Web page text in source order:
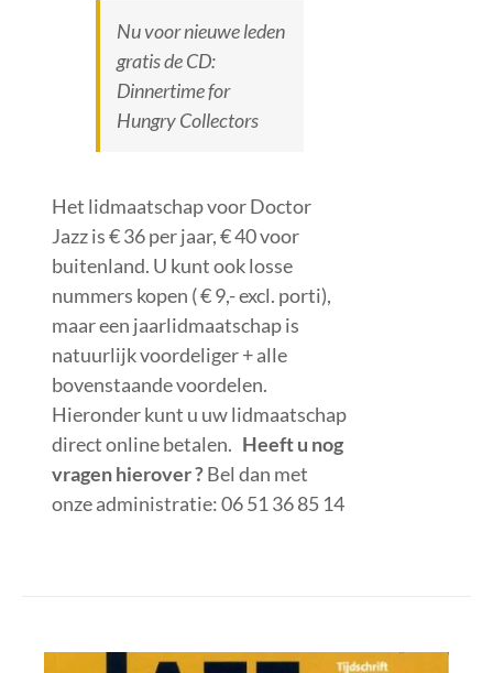
Nu voor nieuwe leden
gratis de CD:
Dinnertime for
Hungry Collectors
Het lidmaatschap voor Doctor
Jazz is € 36 per jaar, € 40 voor
buitenland. U kunt ook losse
nummers kopen ( € 9,- excl. porti),
maar een jaarlidmaatschap is
natuurlijk voordeliger + alle
bovenstaande voordelen.
Hieronder kunt u uw lidmaatschap
direct online betalen. Heeft u nog
vragen hierover ?Bel dan met
onze administratie: 06 51 36 85 14